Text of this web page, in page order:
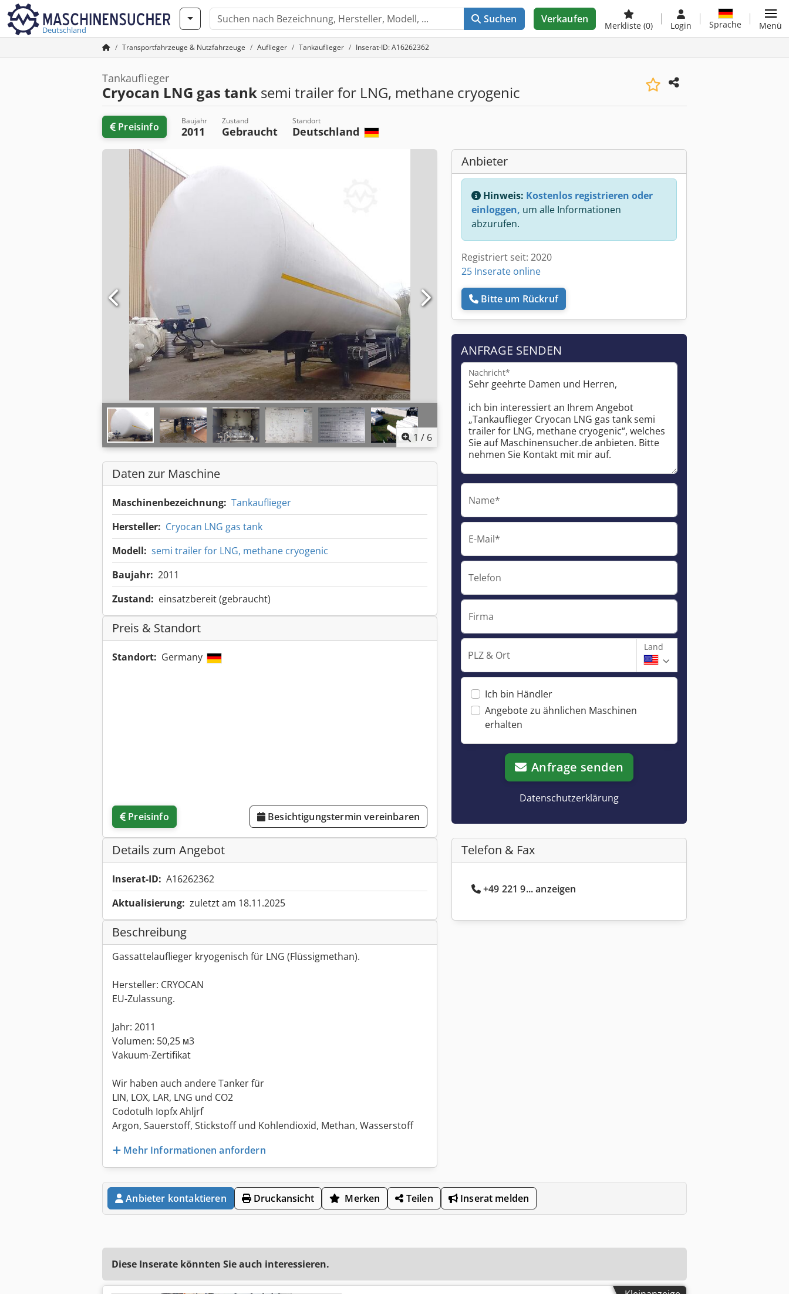
Deutschland
Suchen Verkaufen
Merkliste (0) Login Sprache Menü
Transportfahrzeuge & Nutzfahrzeuge Auflieger Tankauflieger Inserat-ID: A16262362
Tankauflieger
Cryocan LNG gas tank semi trailer for LNG, methane cryogenic
Preisinfo Baujahr
2011
Zustand
Gebraucht
Standort
Deutschland
1 / 6
Daten zur Maschine
Maschinenbezeichnung: Tankauflieger
Hersteller: Cryocan LNG gas tank
Modell: semi trailer for LNG, methane cryogenic
Baujahr: 2011
Zustand: einsatzbereit (gebraucht)
Preis & Standort
Standort: Germany
Preisinfo Besichtigungstermin vereinbaren
Details zum Angebot
Inserat-ID: A16262362
Aktualisierung: zuletzt am 18.11.2025
Beschreibung
Gassattelauflieger kryogenisch für LNG (Flüssigmethan).
Hersteller: CRYOCAN
EU-Zulassung.
Jahr: 2011
Volumen: 50,25 м3
Vakuum-Zertifikat
Wir haben auch andere Tanker für
LIN, LOX, LAR, LNG und CO2
Codotulh Iopfx Ahljrf
Argon, Sauerstoff, Stickstoff und Kohlendioxid, Methan, Wasserstoff
Mehr Informationen anfordern
Anbieter
Hinweis: Kostenlos registrieren oder
einloggen, um alle Informationen
abzurufen.
Registriert seit: 2020
25 Inserate online
Bitte um Rückruf
ANFRAGE SENDEN
Nachricht*
Name*
E-Mail*
Telefon
Firma
PLZ & Ort
Land
Ich bin Händler
Angebote zu ähnlichen Maschinen
erhalten
Anfrage senden
Datenschutzerklärung
Telefon & Fax
+49 221 9... anzeigen
Anbieter kontaktieren Druckansicht Merken Teilen Inserat melden
Diese Inserate könnten Sie auch interessieren.